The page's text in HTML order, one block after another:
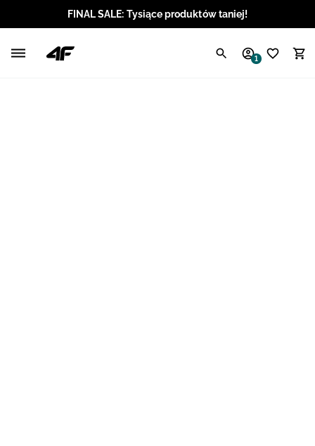
FINAL SALE: Tysiące produktów taniej!
1